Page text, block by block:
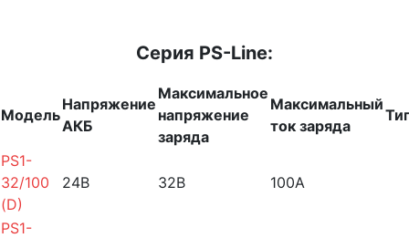
Серия PS-Line:
Модель
Напряжение
АКБ
Максимальное
напряжение
заряда
Максимальный
ток заряда
PS1-
32/100
(D)
24B 32B 100A
PS1-